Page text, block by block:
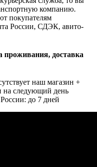
компанию.
покупателям
России, СДЭК, авито-
проживания, доставка
наш магазин +
на следующий день
до 7 дней